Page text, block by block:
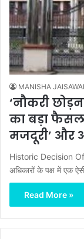
MANISHA JAISAWAL
‘नौकरी
का बड़ा
मजदूरी’ और
Historic Decision Of
अधिकारों के पक्ष में एक
Read More »